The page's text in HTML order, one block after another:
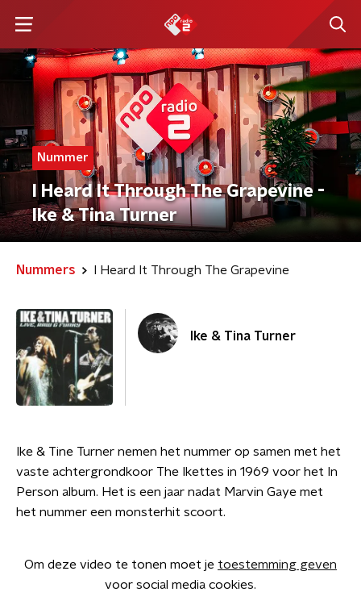
Nummer
I Heard It Through The Grapevine -
Ike & Tina Turner
Nummers I Heard It Through The Grapevine
Ike & Tina Turner
Ike & Tine Turner nemen het nummer op samen met het
vaste achtergrondkoor The Ikettes in 1969 voor het In
Person album. Het is een jaar nadat Marvin Gaye met
het nummer een monsterhit scoort.
Om deze video te tonen moet je toestemming geven
voor social media cookies.